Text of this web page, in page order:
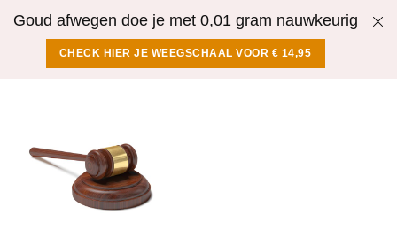
Goud afwegen doe je met 0,01 gram nauwkeurig
CHECK HIER JE WEEGSCHAAL VOOR € 14,95